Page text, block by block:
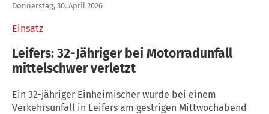
Einsatz
Donnerstag, 30. April 2026
Leifers: 32-Jähriger bei Motorradunfall
mittelschwer verletzt
Ein 32-jähriger Einheimischer wurde bei einem
Verkehrsunfall in Leifers am gestrigen Mittwochabend